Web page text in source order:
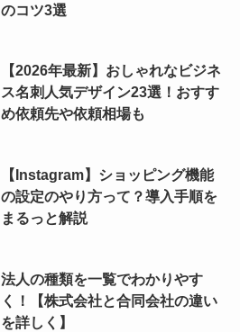
のコツ3選
【2026年最新】おしゃれなビジネ
ス名刺人気デザイン23選！おすす
め依頼先や依頼相場も
【Instagram】ショッピング機能
の設定のやり方って？導入手順を
まるっと解説
法人の種類を一覧でわかりやす
く！【株式会社と合同会社の違い
を詳しく】